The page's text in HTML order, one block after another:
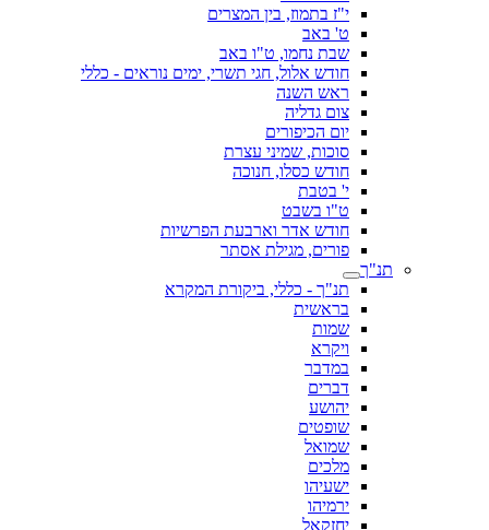
י"ז בתמוז, בין המצרים
ט' באב
שבת נחמו, ט"ו באב
חודש אלול, חגי תשרי, ימים נוראים - כללי
ראש השנה
צום גדליה
יום הכיפורים
סוכות, שמיני עצרת
חודש כסלו, חנוכה
י' בטבת
ט"ו בשבט
חודש אדר וארבעת הפרשיות
פורים, מגילת אסתר
תנ"ך
תנ"ך - כללי, ביקורת המקרא
בראשית
שמות
ויקרא
במדבר
דברים
יהושע
שופטים
שמואל
מלכים
ישעיהו
ירמיהו
יחזקאל